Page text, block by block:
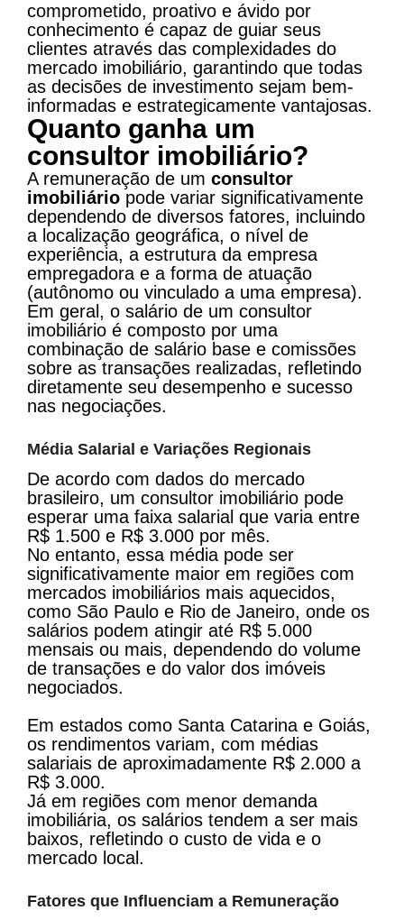
comprometido, proativo e ávido por
conhecimento é capaz de guiar seus
clientes através das complexidades do
mercado imobiliário, garantindo que todas
as decisões de investimento sejam bem-
informadas e estrategicamente vantajosas.
Quanto ganha um
consultor imobiliário?
A remuneração de um consultor
imobiliário pode variar significativamente
dependendo de diversos fatores, incluindo
a localização geográfica, o nível de
experiência, a estrutura da empresa
empregadora e a forma de atuação
(autônomo ou vinculado a uma empresa).
Em geral, o salário de um consultor
imobiliário é composto por uma
combinação de salário base e comissões
sobre as transações realizadas, refletindo
diretamente seu desempenho e sucesso
nas negociações.
Média Salarial e Variações Regionais
De acordo com dados do mercado
brasileiro, um consultor imobiliário pode
esperar uma faixa salarial que varia entre
R$ 1.500 e R$ 3.000 por mês.
No entanto, essa média pode ser
significativamente maior em regiões com
mercados imobiliários mais aquecidos,
como São Paulo e Rio de Janeiro, onde os
salários podem atingir até R$ 5.000
mensais ou mais, dependendo do volume
de transações e do valor dos imóveis
negociados.
Em estados como Santa Catarina e Goiás,
os rendimentos variam, com médias
salariais de aproximadamente R$ 2.000 a
R$ 3.000.
Já em regiões com menor demanda
imobiliária, os salários tendem a ser mais
baixos, refletindo o custo de vida e o
mercado local.
Fatores que Influenciam a Remuneração